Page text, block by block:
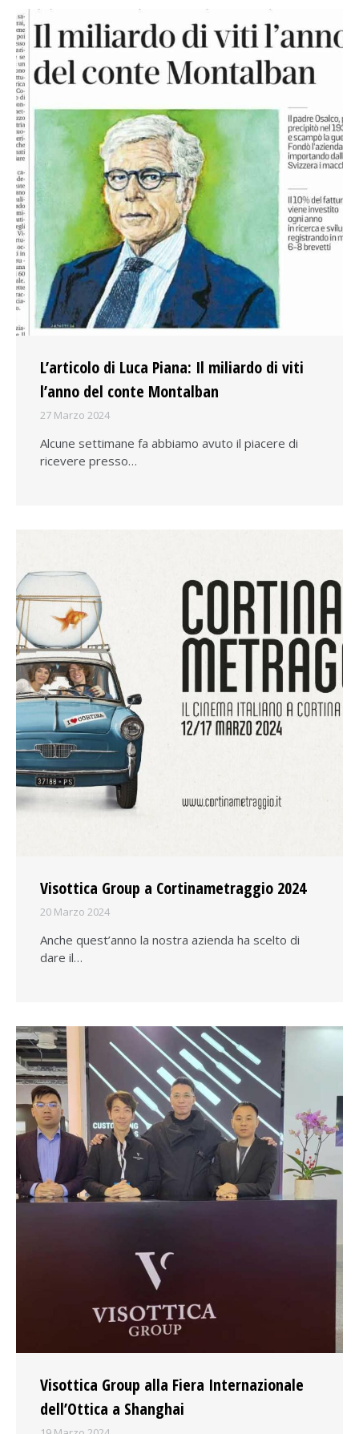
L’articolo di Luca Piana: Il miliardo di viti
l’anno del conte Montalban
27 Marzo 2024
Alcune settimane fa abbiamo avuto il piacere di
ricevere presso…
Visottica Group a Cortinametraggio 2024
20 Marzo 2024
Anche quest’anno la nostra azienda ha scelto di
dare il…
Visottica Group alla Fiera Internazionale
dell’Ottica a Shanghai